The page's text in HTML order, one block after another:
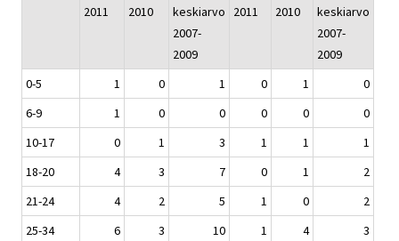
2011
2010
keskiarvo
2007-
2009
2011
2010
keskiarvo
2007-
2009
0-5
1 0 1 0 1
0
6-9
1 0 0 0 0
0
10-17
0 1 3 1 1
1
18-20
4 3 7 0 1
2
21-24
4 2 5 1 0
2
25-34
6 3 10 1 4
3